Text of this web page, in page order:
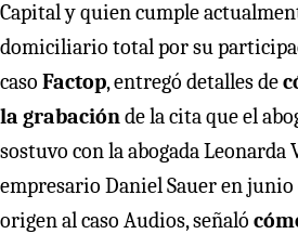
Capital y quien cumple
domiciliario total por su
caso Factop, entregó detalles de
la grabaciónde la cita que el
sostuvo con la abogada Leonarda
empresario Daniel Sauer en junio
origen al caso Audios, señaló